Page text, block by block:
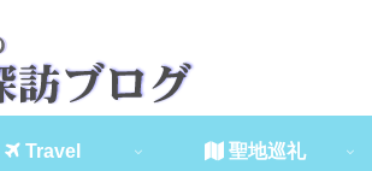
Travel 聖地巡礼